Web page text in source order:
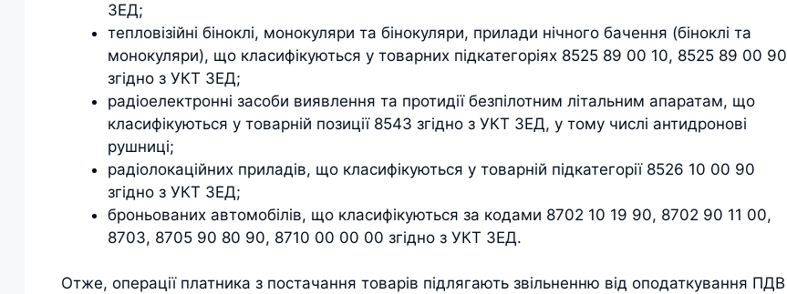
ЗЕД;
тепловізійні біноклі, монокуляри та бінокуляри, прилади нічного бачення (біноклі та
монокуляри), що класифікуються у товарних підкатегоріях 8525 89 00 10, 8525 89 00 90
згідно з УКТ ЗЕД;
радіоелектронні засоби виявлення та протидії безпілотним літальним апаратам, що
класифікуються у товарній позиції 8543 згідно з УКТ ЗЕД, у тому числі антидронові
рушниці;
радіолокаційних приладів, що класифікуються у товарній підкатегорії 8526 10 00 90
згідно з УКТ ЗЕД;
броньованих автомобілів, що класифікуються за кодами 8702 10 19 90, 8702 90 11 00,
8703, 8705 90 80 90, 8710 00 00 00 згідно з УКТ ЗЕД.
Отже, операції платника з постачання товарів підлягають звільненню від оподаткування ПДВ